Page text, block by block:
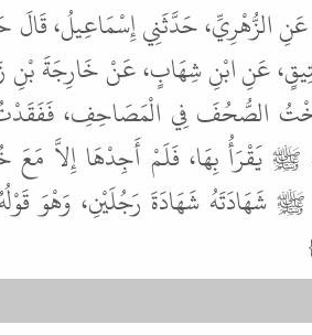
عَنِ الزُّهْرِيِّ، حَدَّثَنِي إِسْمَاعِيلُ،
عَنِ ابْنِ شِهَابٍ، عَنْ خَارِجَةَ بْنِ
الصُّحُفَ فِي الْمَصَاحِفِ،
يَقْرَأُ بِهَا، فَلَمْ أَجِدْهَا إِلاَّ مَعَ
شَهَادَتَهُ شَهَادَةَ رَجُلَيْنِ، وَهْوَ